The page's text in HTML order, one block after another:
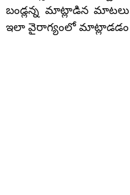
బండ్లన్న మాట్లాడిన
ఇలా వైరాగ్యంలో మాట్లాడడం